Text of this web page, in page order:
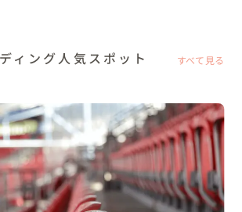
ィング人気スポット すべて見る